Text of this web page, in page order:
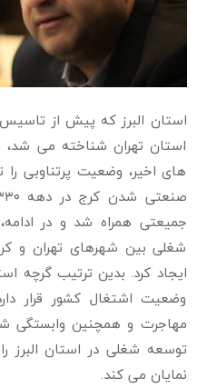
استان البرز که پیش از
استان تهران شناخته می
های اخیر، وضعیت پرتناوبی
جمیعتی همراه شد و در
شغلی بین شهرهای تهران و
ایجاد کرد. بدین ترتیب گرچه
وضعیت اشتغال کشور قرار
مهاجرت و همچنین وابستگی
توسعه شغلی در استان
نمایان می کند.